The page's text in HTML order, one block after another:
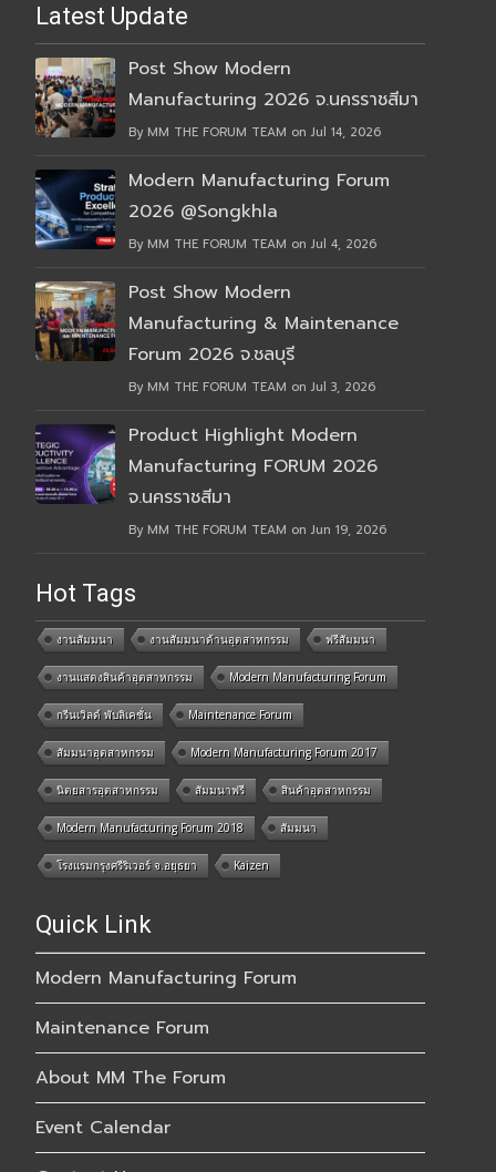
Latest Update
Post Show Modern
Manufacturing 2026 จ.นครราชสีมา
By MM THE FORUM TEAM on Jul 14, 2026
Modern Manufacturing Forum
2026 @Songkhla
By MM THE FORUM TEAM on Jul 4, 2026
Post Show Modern
Manufacturing & Maintenance
Forum 2026 จ.ชลบุรี
By MM THE FORUM TEAM on Jul 3, 2026
Product Highlight Modern
Manufacturing FORUM 2026
จ.นครราชสีมา
By MM THE FORUM TEAM on Jun 19, 2026
Hot Tags
งานสัมมนา งานสัมมนาด้านอุตสาหกรรม ฟรีสัมมนา
งานแสดงสินค้าอุตสาหกรรม Modern Manufacturing Forum
กรีนเวิลด์ พับลิเคชั่น Maintenance Forum
สัมมนาอุตสาหกรรม Modern Manufacturing Forum 2017
นิตยสารอุตสาหกรรม สัมมนาฟรี สินค้าอุตสาหกรรม
Modern Manufacturing Forum 2018 สัมมนา
โรงแรมกรุงศรีริเวอร์ จ.อยุธยา Kaizen
Quick Link
Modern Manufacturing Forum
Maintenance Forum
About MM The Forum
Event Calendar